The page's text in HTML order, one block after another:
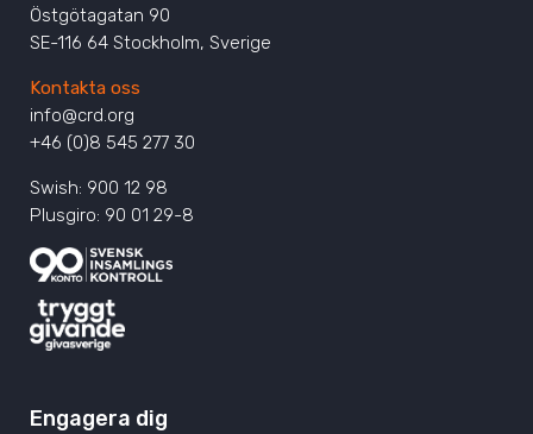
Östgötagatan 90
SE-116 64 Stockholm, Sverige
Kontakta oss
info@crd.org
+46 (0)8 545 277 30
Swish: 900 12 98
Plusgiro: 90 01 29-8
Engagera dig